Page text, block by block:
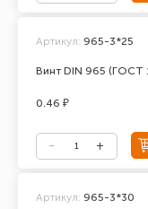
Винт DIN 965 (ГОСТ
Артикул: 965-3*25
0.46 ₽
Артикул: 965-3*30